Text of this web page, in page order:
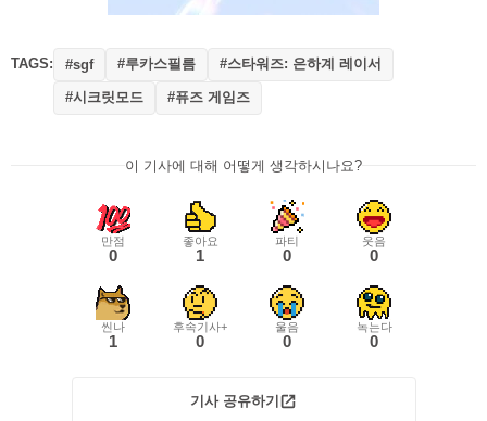
TAGS: #sgf #루카스필름 #스타워즈: 은하계 레이서
#시크릿모드 #퓨즈 게임즈
이 기사에 대해 어떻게 생각하시나요?
만점
0
좋아요
1
파티
0
웃음
0
씬나
1
후속기사+
0
울음
0
녹는다
0
기사 공유하기